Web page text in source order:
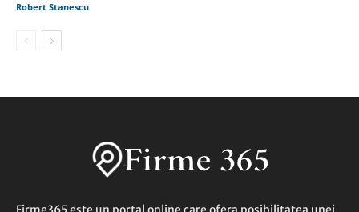
Robert Stanescu